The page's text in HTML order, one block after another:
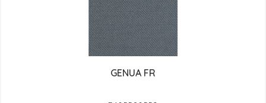
GENUA FR